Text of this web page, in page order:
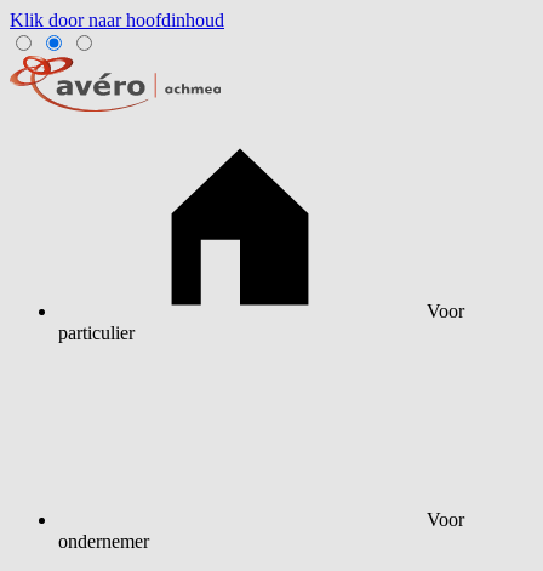
Klik door naar hoofdinhoud
Voor
particulier
Voor
ondernemer